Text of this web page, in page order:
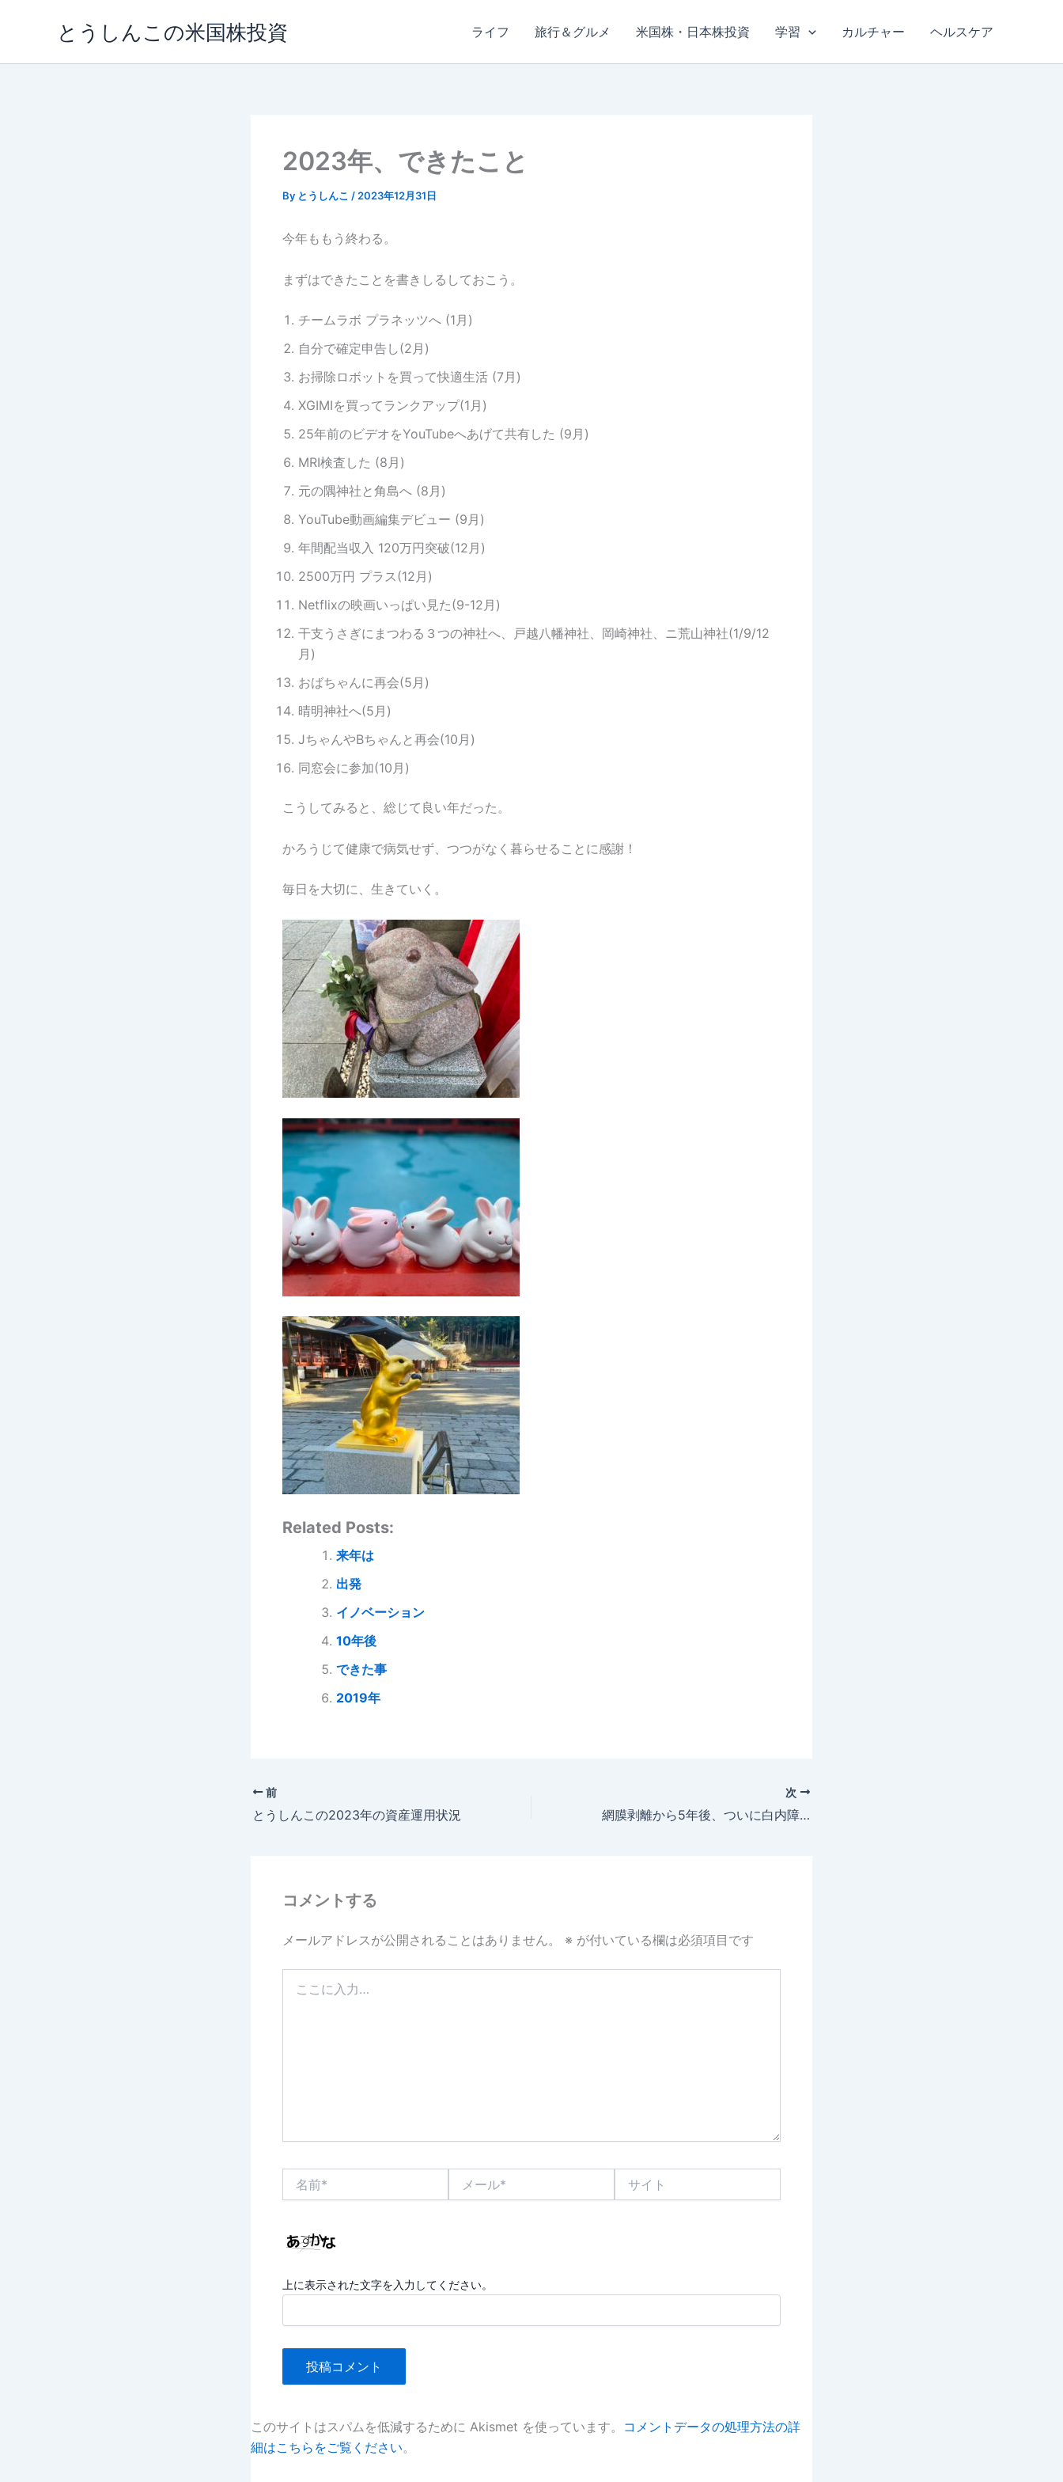
とうしんこの米国株投資 ライフ 旅行＆グルメ 米国株・日本株投資 学習 カルチャー ヘルスケア
2023年、できたこと
By とうしんこ / 2023年12月31日
今年ももう終わる。
まずはできたことを書きしるしておこう。
チームラボ プラネッツへ (1月)
自分で確定申告し(2月)
お掃除ロボットを買って快適生活 (7月)
XGIMIを買ってランクアップ(1月)
25年前のビデオをYouTubeへあげて共有した (9月)
MRI検査した (8月)
元の隅神社と角島へ (8月)
YouTube動画編集デビュー (9月)
年間配当収入 120万円突破(12月)
2500万円 プラス(12月)
Netflixの映画いっぱい見た(9-12月)
干支うさぎにまつわる３つの神社へ、戸越八幡神社、岡崎神社、ニ荒山神社(1/9/12
月)
おばちゃんに再会(5月)
晴明神社へ(5月)
JちゃんやBちゃんと再会(10月)
同窓会に参加(10月)
こうしてみると、総じて良い年だった。
かろうじて健康で病気せず、つつがなく暮らせることに感謝！
毎日を大切に、生きていく。
Related Posts:
来年は
出発
イノベーション
10年後
できた事
2019年
前
とうしんこの2023年の資産運用状況
次
網膜剥離から5年後、ついに白内障手術を受ける。視力が落ちた気が・・・
コメントする
メールアドレスが公開されることはありません。 ※ が付いている欄は必須項目です
上に表示された文字を入力してください。
このサイトはスパムを低減するために Akismet を使っています。 コメントデータの処理方法の詳
細はこちらをご覧ください。